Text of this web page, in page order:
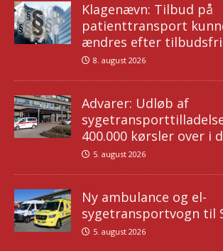
Klagenævn: Tilbud på
patienttransport
ændres efter
8. august 2026
Advarer: Udløb af
400.000 kørsler over i
5. august 2026
Ny ambulance og el-
sygetransportvogn til
5. august 2026